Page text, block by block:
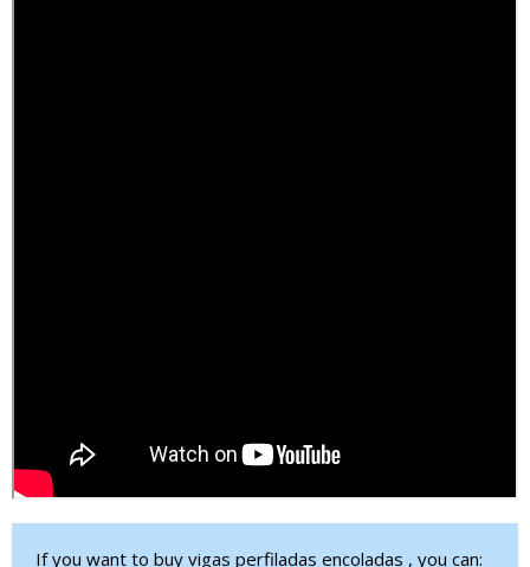
If you want to buy vigas perfiladas encoladas , you can: